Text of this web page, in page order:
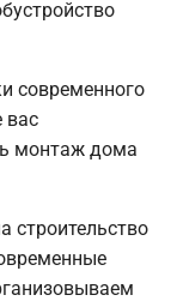
современного
вас
монтаж дома
строительство